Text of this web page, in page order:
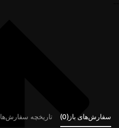
سفارش‌های باز(0) تاریخچه سفارش‌ها